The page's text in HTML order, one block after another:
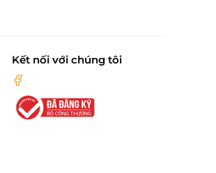
Kết nối với chúng tôi